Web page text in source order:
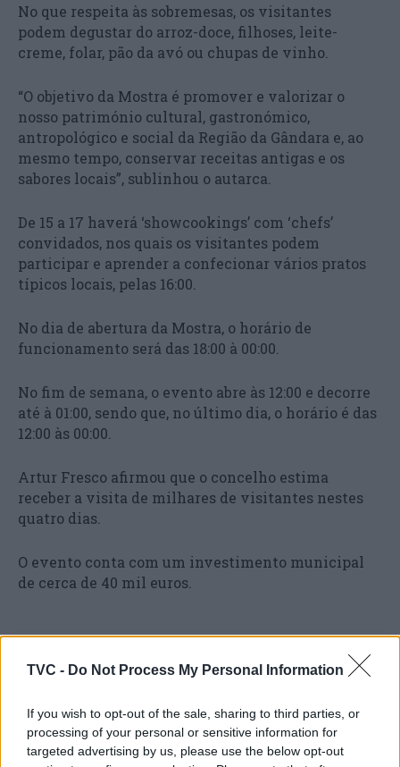
TVC - Do Not Process My Personal Information
If you wish to opt-out of the sale, sharing to third parties, or
processing of your personal or sensitive information for
targeted advertising by us, please use the below opt-out
No que respeita às sobremesas, os visitantes
podem degustar do arroz-doce, filhoses, leite-
creme, folar, pão da avó ou chupas de vinho.
“O objetivo da Mostra é promover e valorizar o
nosso património cultural, gastronómico,
antropológico e social da Região da Gândara e, ao
mesmo tempo, conservar receitas antigas e os
sabores locais”, sublinhou o autarca.
De 15 a 17 haverá ‘showcookings’ com ‘chefs’
convidados, nos quais os visitantes podem
participar e aprender a confecionar vários pratos
típicos locais, pelas 16:00.
No dia de abertura da Mostra, o horário de
funcionamento será das 18:00 à 00:00.
No fim de semana, o evento abre às 12:00 e decorre
até à 01:00, sendo que, no último dia, o horário é das
12:00 às 00:00.
Artur Fresco afirmou que o concelho estima
receber a visita de milhares de visitantes nestes
quatro dias.
O evento conta com um investimento municipal
de cerca de 40 mil euros.